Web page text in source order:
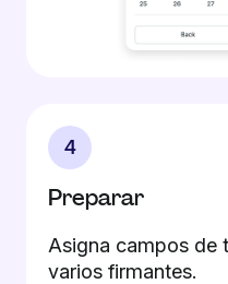
4
Preparar
Asigna campos de
varios firmantes.